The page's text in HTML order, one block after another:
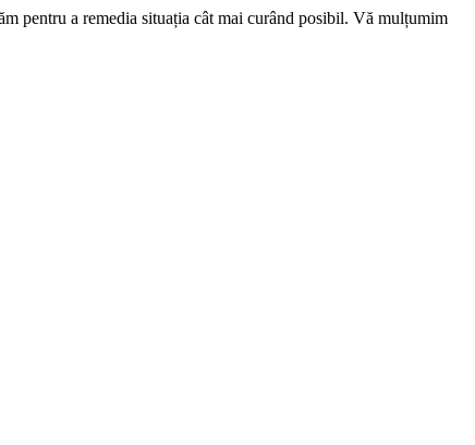
pentru a remedia situația cât mai curând posibil. Vă mulțumim